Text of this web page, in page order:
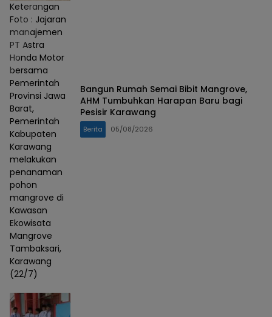
Keterangan
Foto : Jajaran
manajemen
PT Astra
Honda Motor
bersama
Pemerintah
Provinsi Jawa
Barat,
Pemerintah
Kabupaten
Karawang
melakukan
penanaman
pohon
mangrove di
Kawasan
Ekowisata
Mangrove
Tambaksari,
Karawang
(22/7)
Bangun Rumah Semai Bibit Mangrove,
AHM Tumbuhkan Harapan Baru bagi
Pesisir Karawang
Berita 05/08/2026